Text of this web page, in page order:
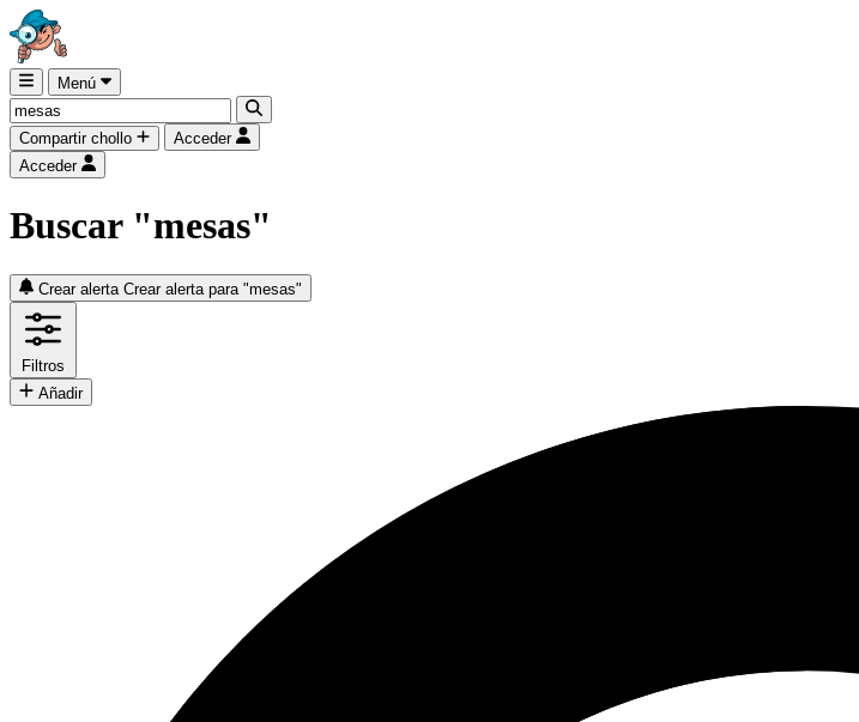
Menú
Compartir chollo
Acceder
Acceder
Buscar "mesas"
Crear alerta Crear alerta para "mesas"
Filtros
Añadir